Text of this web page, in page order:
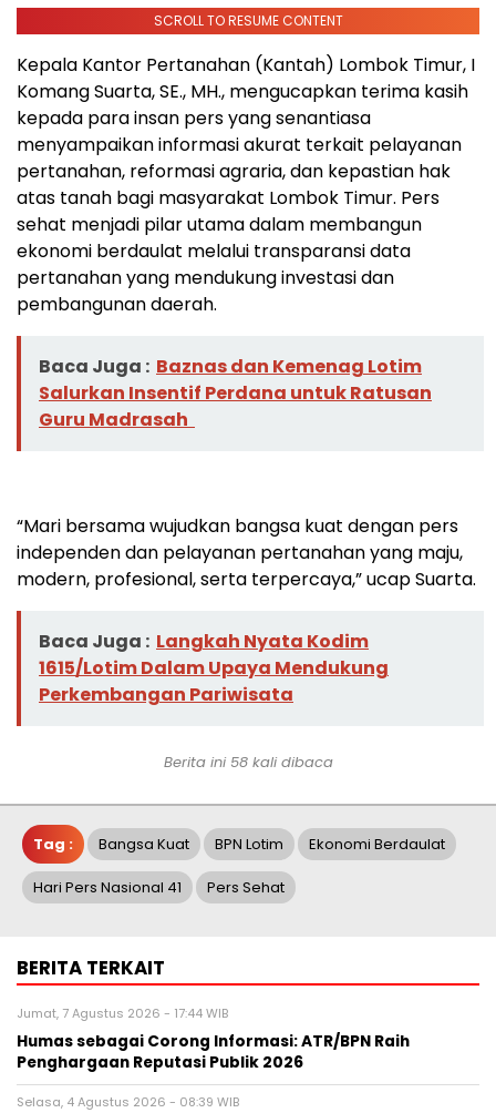
SCROLL TO RESUME CONTENT
Kepala Kantor Pertanahan (Kantah) Lombok Timur, I
Komang Suarta, SE., MH., mengucapkan terima kasih
kepada para insan pers yang senantiasa
menyampaikan informasi akurat terkait pelayanan
pertanahan, reformasi agraria, dan kepastian hak
atas tanah bagi masyarakat Lombok Timur. Pers
sehat menjadi pilar utama dalam membangun
ekonomi berdaulat melalui transparansi data
pertanahan yang mendukung investasi dan
pembangunan daerah.
Baca Juga : Baznas dan Kemenag Lotim
Salurkan Insentif Perdana untuk Ratusan
Guru Madrasah
“Mari bersama wujudkan bangsa kuat dengan pers
independen dan pelayanan pertanahan yang maju,
modern, profesional, serta terpercaya,” ucap Suarta.
Baca Juga : Langkah Nyata Kodim
1615/Lotim Dalam Upaya Mendukung
Perkembangan Pariwisata
Berita ini 58 kali dibaca
Tag : Bangsa Kuat BPN Lotim Ekonomi Berdaulat
Hari Pers Nasional 41 Pers Sehat
BERITA TERKAIT
Jumat, 7 Agustus 2026 - 17:44 WIB
Humas sebagai Corong Informasi: ATR/BPN Raih
Penghargaan Reputasi Publik 2026
Selasa, 4 Agustus 2026 - 08:39 WIB